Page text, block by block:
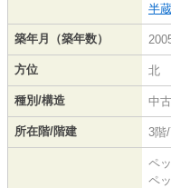
半
築年月（築年数）
方位 北
種別/構造 中
所在階/階建 3階
ペ
ペ